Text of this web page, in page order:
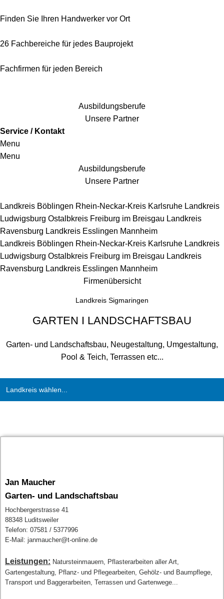
Finden Sie Ihren Handwerker vor Ort
26 Fachbereiche für jedes Bauprojekt
Fachfirmen für jeden Bereich
Ausbildungsberufe
Unsere Partner
Service / Kontakt
Menu
Menu
Ausbildungsberufe
Unsere Partner
Landkreis Böblingen Rhein-Neckar-Kreis Karlsruhe Landkreis
Ludwigsburg Ostalbkreis Freiburg im Breisgau Landkreis
Ravensburg Landkreis Esslingen Mannheim
Landkreis Böblingen Rhein-Neckar-Kreis Karlsruhe Landkreis
Ludwigsburg Ostalbkreis Freiburg im Breisgau Landkreis
Ravensburg Landkreis Esslingen Mannheim
Firmenübersicht
Landkreis Sigmaringen
GARTEN I LANDSCHAFTSBAU
Garten- und Landschaftsbau, Neugestaltung, Umgestaltung,
Pool & Teich, Terrassen etc...
Landkreis wählen...
Jan Maucher
Garten- und Landschaftsbau
Hochbergerstrasse 41
88348 Luditsweiler
Telefon: 07581 / 5377996
E-Mail: janmaucher@t-online.de
Leistungen: Natursteinmauern, Pflasterarbeiten aller Art,
Gartengestaltung, Pflanz- und Pflegearbeiten, Gehölz- und Baumpflege,
Transport und Baggerarbeiten, Terrassen und Gartenwege...